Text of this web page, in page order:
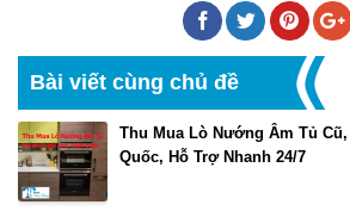
Bài viết cùng chủ đề
Thu Mua Lò Nướng Âm Tủ
Quốc, Hỗ Trợ Nhanh 24/7